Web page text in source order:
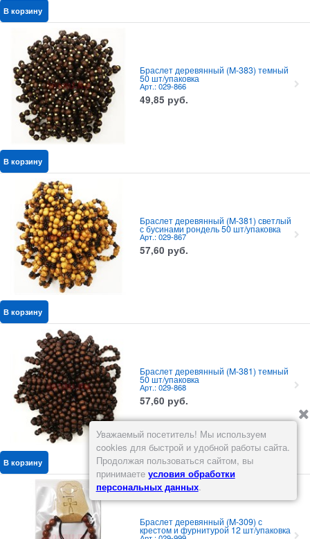
В корзину
Браслет деревянный (M-383) темный
50 шт/упаковка
Арт.: 029-866
49,85 руб.
В корзину
Браслет деревянный (M-381) светлый
с бусинами рондель 50 шт/упаковка
Арт.: 029-867
57,60 руб.
В корзину
Браслет деревянный (M-381) темный
50 шт/упаковка
Арт.: 029-868
57,60 руб.
В корзину
Браслет деревянный (M-309) с
крестом и фурнитурой 12 шт/упаковка
Уважаемый посетитель! Мы используем
cookies для быстрой и удобной работы сайта.
Продолжая пользоваться сайтом, вы
принимаете условия обработки
персональных данных.